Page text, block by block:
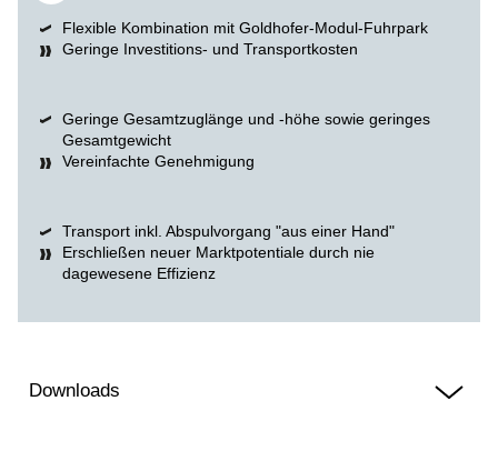
Flexible Kombination mit Goldhofer-Modul-Fuhrpark
Geringe Investitions- und Transportkosten
Geringe Gesamtzuglänge und -höhe sowie geringes
Gesamtgewicht
Vereinfachte Genehmigung
Transport inkl. Abspulvorgang "aus einer Hand"
Erschließen neuer Marktpotentiale durch nie
dagewesene Effizienz
Downloads